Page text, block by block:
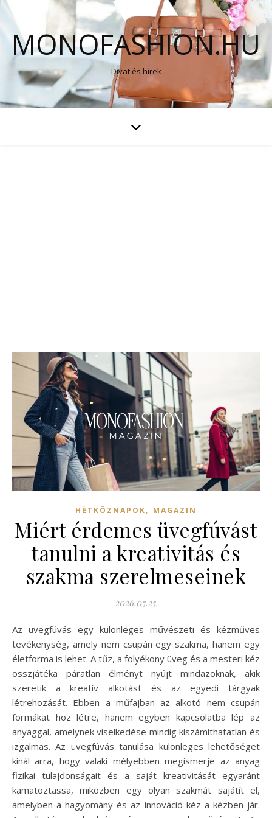
MONOFASHION.HU
Divat és hírek
HÉTKÖZNAPOK, MAGAZIN
Miért érdemes üvegfúvást
tanulni a kreativitás és
szakma szerelmeseinek
2026.05.25.
Az üvegfúvás egy különleges művészeti és kézműves
tevékenység, amely nem csupán egy szakma, hanem egy
életforma is lehet. A tűz, a folyékony üveg és a mesteri kéz
összjátéka páratlan élményt nyújt mindazoknak, akik
szeretik a kreatív alkotást és az egyedi tárgyak
létrehozását. Ebben a műfajban az alkotó nem csupán
formákat hoz létre, hanem egyben kapcsolatba lép az
anyaggal, amelynek viselkedése mindig kiszámíthatatlan és
izgalmas. Az üvegfúvás tanulása különleges lehetőséget
kínál arra, hogy valaki mélyebben megismerje az anyag
fizikai tulajdonságait és a saját kreativitását egyaránt
kamatoztassa, miközben egy olyan szakmát sajátít el,
amelyben a hagyomány és az innováció kéz a kézben jár.